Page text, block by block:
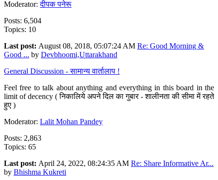
Moderator:दीपक पनेरू
Posts: 6,504
Topics: 10
Last post: August 08, 2018, 05:07:24 AM Re: Good Morning &
Good ... by Devbhoomi,Uttarakhand
General Discussion - सामान्य वार्तालाप !
Feel free to talk about anything and everything in this board in the
limit of decency ( निकालिये अपने दिल का गुबार - शालीनता की सीमा में रहते
हुए )
Moderator: Lalit Mohan Pandey
Posts: 2,863
Topics: 65
Last post: April 24, 2022, 08:24:35 AM Re: Share Informative Ar...
by Bhishma Kukreti